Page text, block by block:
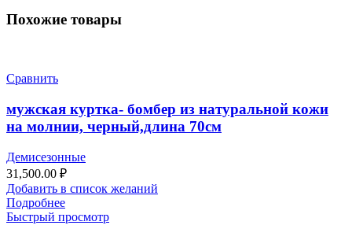
Похожие товары
Сравнить
мужская куртка- бомбер из натуральной кожи
на молнии, черный,длина 70см
Демисезонные
31,500.00 ₽
Добавить в список желаний
Подробнее
Быстрый просмотр